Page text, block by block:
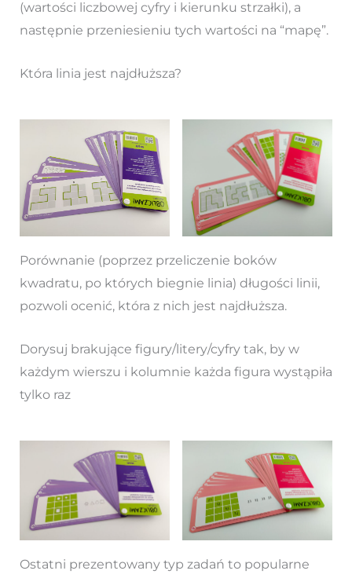
(wartości liczbowej cyfry i kierunku strzałki), a
następnie przeniesieniu tych wartości na “mapę”.
Która linia jest najdłuższa?
Porównanie (poprzez przeliczenie boków
kwadratu, po których biegnie linia) długości linii,
pozwoli ocenić, która z nich jest najdłuższa.
Dorysuj brakujące figury/litery/cyfry tak, by w
każdym wierszu i kolumnie każda figura wystąpiła
tylko raz
Ostatni prezentowany typ zadań to popularne